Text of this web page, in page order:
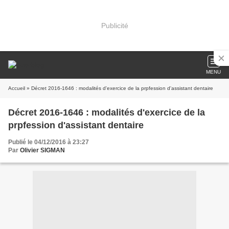
Publicité
MENU
Accueil » Décret 2016-1646 : modalités d'exercice de la prpfession d'assistant dentaire
Décret 2016-1646 : modalités d'exercice de la
prpfession d'assistant dentaire
Publié le 04/12/2016 à 23:27
Par Olivier SIGMAN